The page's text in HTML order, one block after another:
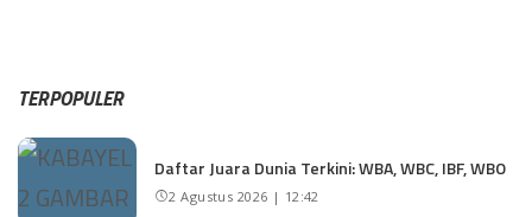
TERPOPULER
Daftar Juara Dunia Terkini: WBA, WBC, IBF, WBO
2 Agustus 2026 | 12:42